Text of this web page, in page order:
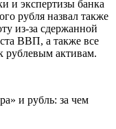
и экспертизы банка
рубля назвал также
из-за сдержанной
ВВП, а также все
рублевым активам.